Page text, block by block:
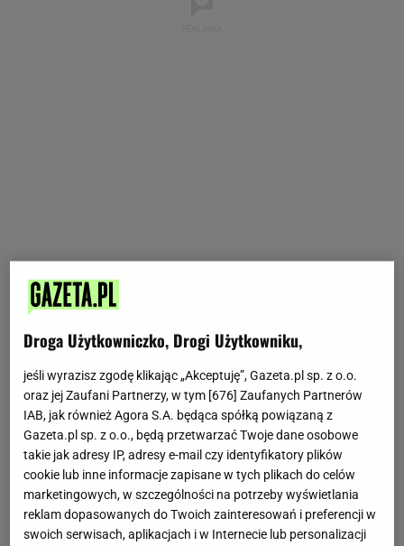
Droga Użytkowniczko, Drogi Użytkowniku,
jeśli wyrazisz zgodę klikając „Akceptuję”, Gazeta.pl sp. z o.o.
oraz jej Zaufani Partnerzy, w tym [676] Zaufanych Partnerów
IAB, jak również Agora S.A. będąca spółką powiązaną z
Gazeta.pl sp. z o.o., będą przetwarzać Twoje dane osobowe
takie jak adresy IP, adresy e-mail czy identyfikatory plików
cookie lub inne informacje zapisane w tych plikach do celów
marketingowych, w szczególności na potrzeby wyświetlania
reklam dopasowanych do Twoich zainteresowań i preferencji w
swoich serwisach, aplikacjach i w Internecie lub personalizacji